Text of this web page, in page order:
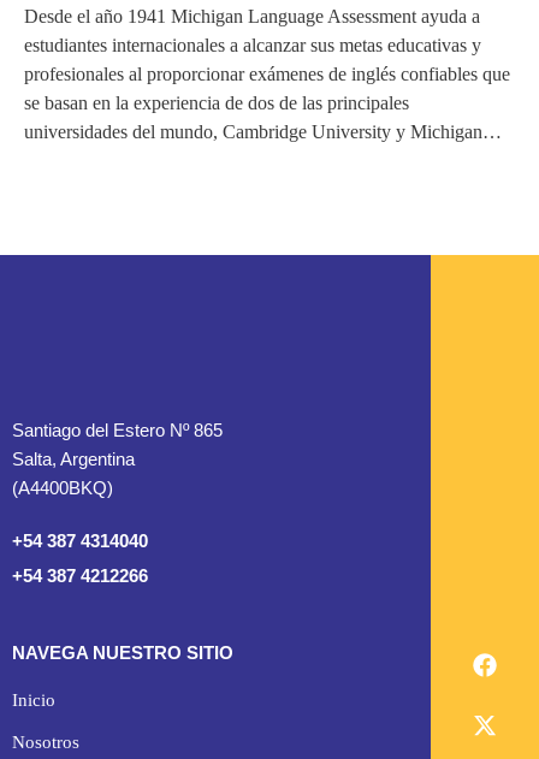
Desde el año 1941 Michigan Language Assessment ayuda a
estudiantes internacionales a alcanzar sus metas educativas y
profesionales al proporcionar exámenes de inglés confiables que
se basan en la experiencia de dos de las principales
universidades del mundo, Cambridge University y Michigan…
Santiago del Estero Nº 865
Salta, Argentina
(A4400BKQ)
+54 387 4314040
+54 387 4212266
NAVEGA NUESTRO SITIO
Inicio
Nosotros